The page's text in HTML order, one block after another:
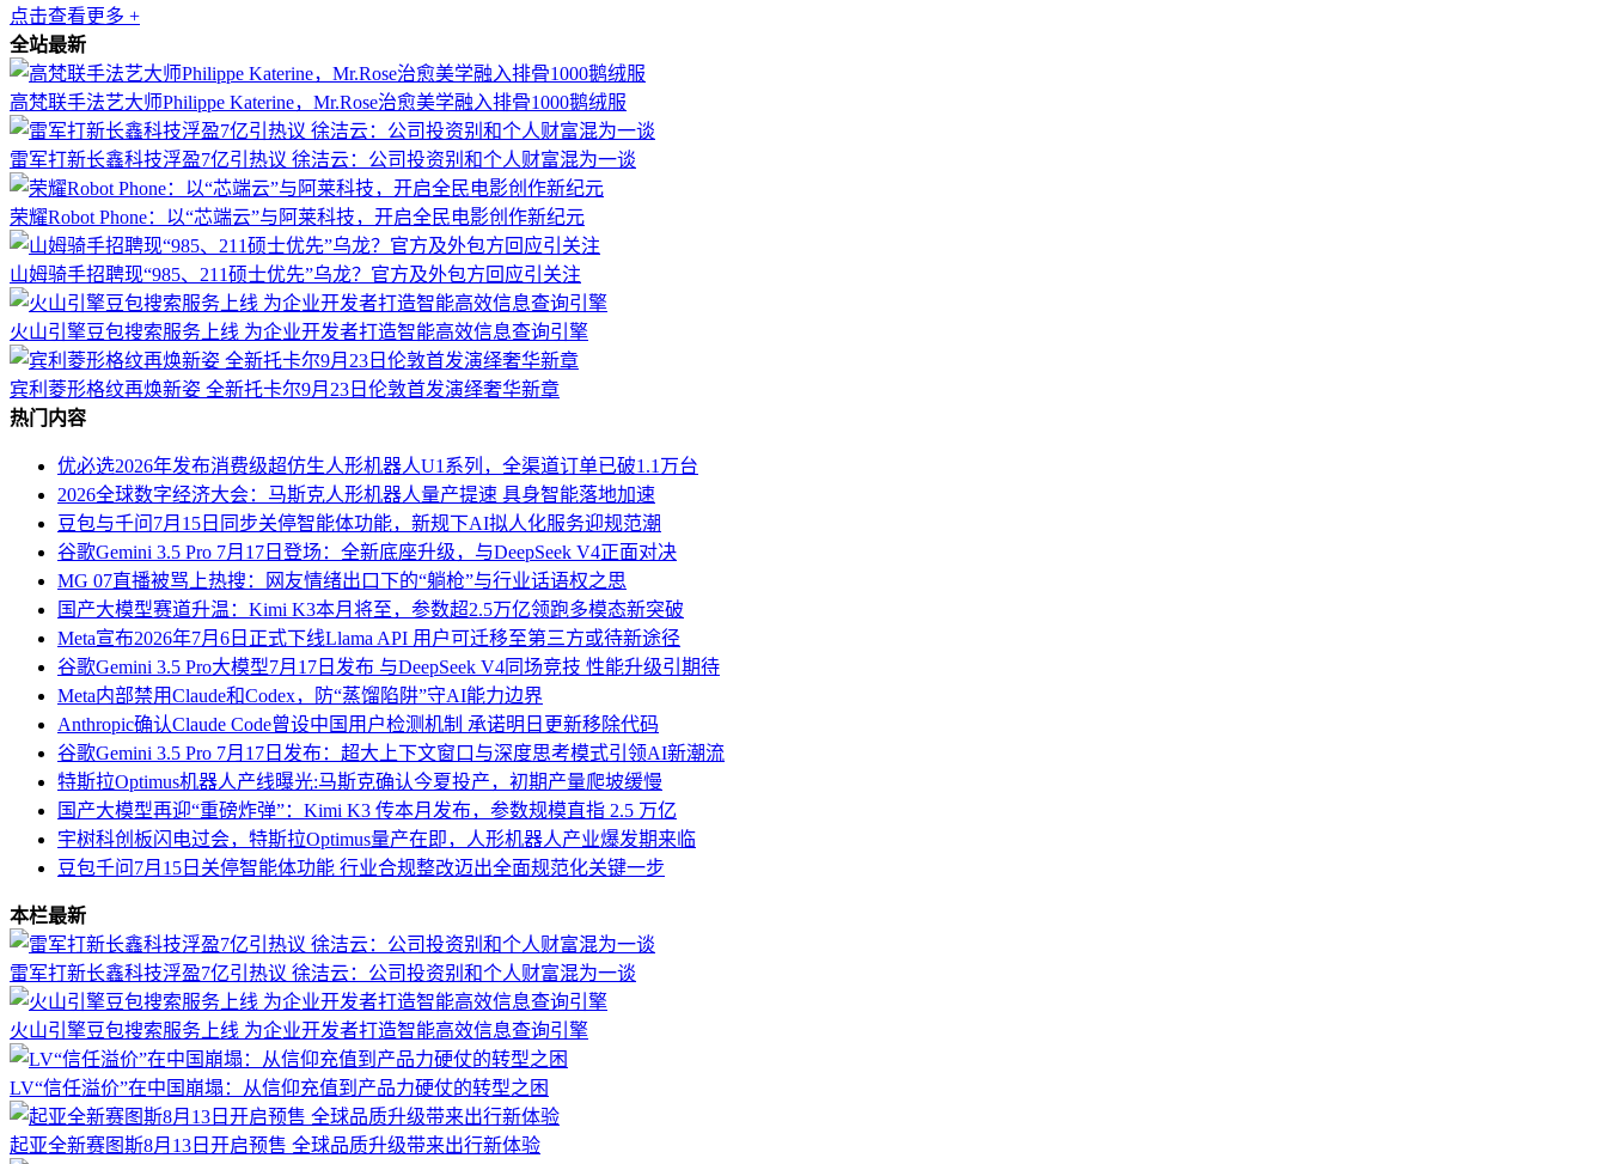
点击查看更多 +
全站最新
高梵联手法艺大师Philippe Katerine，Mr.Rose治愈美学融入排骨1000鹅绒服
雷军打新长鑫科技浮盈7亿引热议 徐洁云：公司投资别和个人财富混为一谈
荣耀Robot Phone：以“芯端云”与阿莱科技，开启全民电影创作新纪元
山姆骑手招聘现“985、211硕士优先”乌龙？官方及外包方回应引关注
火山引擎豆包搜索服务上线 为企业开发者打造智能高效信息查询引擎
宾利菱形格纹再焕新姿 全新托卡尔9月23日伦敦首发演绎奢华新章
热门内容
优必选2026年发布消费级超仿生人形机器人U1系列，全渠道订单已破1.1万台
2026全球数字经济大会：马斯克人形机器人量产提速 具身智能落地加速
豆包与千问7月15日同步关停智能体功能，新规下AI拟人化服务迎规范潮
谷歌Gemini 3.5 Pro 7月17日登场：全新底座升级，与DeepSeek V4正面对决
MG 07直播被骂上热搜：网友情绪出口下的“躺枪”与行业话语权之思
国产大模型赛道升温：Kimi K3本月将至，参数超2.5万亿领跑多模态新突破
Meta宣布2026年7月6日正式下线Llama API 用户可迁移至第三方或待新途径
谷歌Gemini 3.5 Pro大模型7月17日发布 与DeepSeek V4同场竞技 性能升级引期待
Meta内部禁用Claude和Codex，防“蒸馏陷阱”守AI能力边界
Anthropic确认Claude Code曾设中国用户检测机制 承诺明日更新移除代码
谷歌Gemini 3.5 Pro 7月17日发布：超大上下文窗口与深度思考模式引领AI新潮流
特斯拉Optimus机器人产线曝光:马斯克确认今夏投产，初期产量爬坡缓慢
国产大模型再迎“重磅炸弹”：Kimi K3 传本月发布，参数规模直指 2.5 万亿
宇树科创板闪电过会，特斯拉Optimus量产在即，人形机器人产业爆发期来临
豆包千问7月15日关停智能体功能 行业合规整改迈出全面规范化关键一步
本栏最新
雷军打新长鑫科技浮盈7亿引热议 徐洁云：公司投资别和个人财富混为一谈
火山引擎豆包搜索服务上线 为企业开发者打造智能高效信息查询引擎
LV“信任溢价”在中国崩塌：从信仰充值到产品力硬仗的转型之困
起亚全新赛图斯8月13日开启预售 全球品质升级带来出行新体验